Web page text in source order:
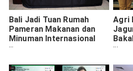
Bali Jadi Tuan Rumah
Pameran Makanan dan
Minuman Internasional
Terbesar: Bali Interfood
Agri